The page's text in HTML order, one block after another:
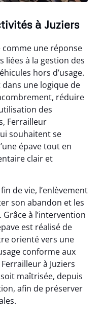
à Juziers
comme une réponse
liées à la gestion des
hors d’usage.
dans une logique de
réduire
des
Ferrailleur
souhaitent se
épave tout en
clair et
de vie, l’enlèvement
son abandon et les
à l’intervention
est réalisé de
orienté vers une
conforme aux
à Juziers
maîtrisée, depuis
afin de préserver